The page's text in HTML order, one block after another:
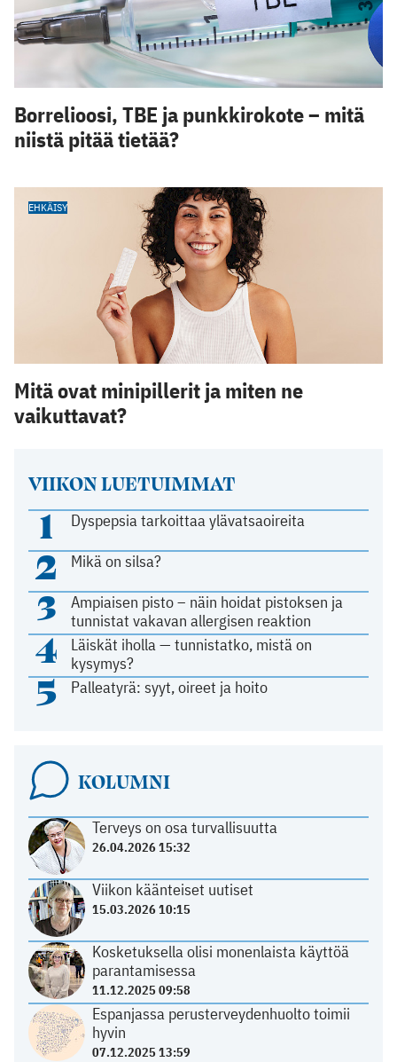
VIIKON LUETUIMMAT
1 Dyspepsia tarkoittaa ylävatsaoireita
2 Mikä on silsa?
3
Ampiaisen pisto – näin hoidat pistoksen ja
tunnistat vakavan allergisen reaktion
4
Läiskät iholla — tunnistatko, mistä on
kysymys?
5 Palleatyrä: syyt, oireet ja hoito
KOLUMNI
Terveys on osa turvallisuutta
26.04.2026 15:32
Viikon käänteiset uutiset
15.03.2026 10:15
Kosketuksella olisi monenlaista käyttöä
parantamisessa
11.12.2025 09:58
Espanjassa perusterveydenhuolto toimii
hyvin
07.12.2025 13:59
Borrelioosi, TBE ja punkkirokote – mitä
niistä pitää tietää?
EHKÄISY
Mitä ovat minipillerit ja miten ne
vaikuttavat?